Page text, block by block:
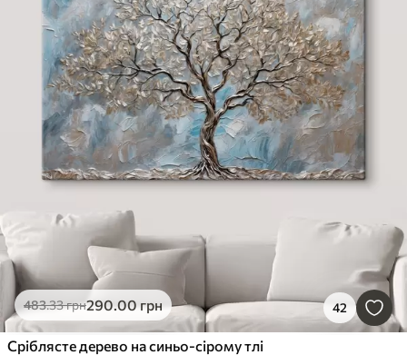
483.33грн290.00 грн 42
Сріблясте дерево на синьо-сірому тлі